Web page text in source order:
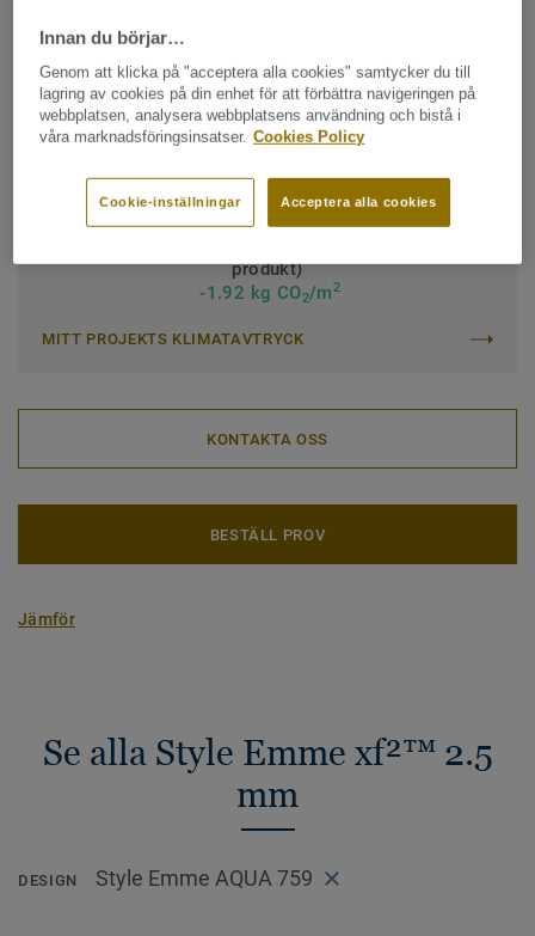
Klassificering för kommersiell miljö:
Klassificering för industrimiljö:43 Hög
Quality & environment certifications:ISO 14001
produkt)
-1.92 kg CO2/m2
MITT PROJEKTS KLIMATAVTRYCK
KONTAKTA OSS
BESTÄLL PROV
Jämför
Se alla Style Emme xf²™ 2.5
mm
DESIGN Style Emme AQUA 759
Innan du börjar…
Genom att klicka på "acceptera alla cookies" samtycker du till
lagring av cookies på din enhet för att förbättra navigeringen på
webbplatsen, analysera webbplatsens användning och bistå i
våra marknadsföringsinsatser. Cookies Policy
Acceptera alla cookies
Cookie-inställningar